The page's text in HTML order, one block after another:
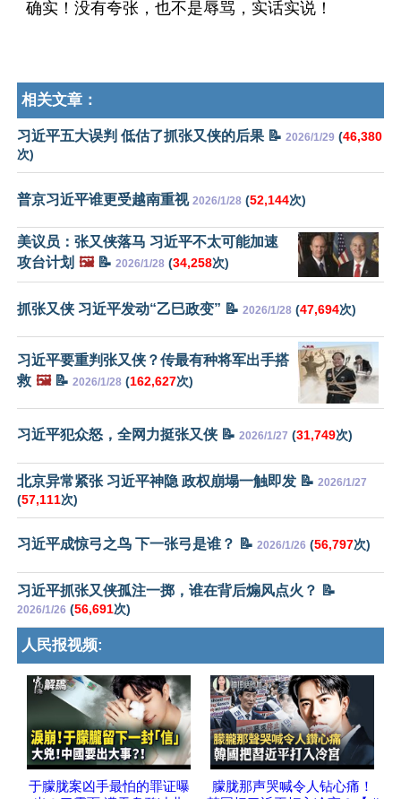
确实！没有夸张，也不是辱骂，实话实说！
相关文章：
习近平五大误判 低估了抓张又侠的后果 📝 2026/1/29 (46,380
次)
普京习近平谁更受越南重视 2026/1/28 (52,144次)
美议员：张又侠落马 习近平不太可能加速
攻台计划 🖼️📝 2026/1/28 (34,258次)
抓张又侠 习近平发动“乙巳政变” 📝 2026/1/28 (47,694次)
习近平要重判张又侠？传最有种将军出手搭
救 🖼️📝 2026/1/28 (162,627次)
习近平犯众怒，全网力挺张又侠 📝 2026/1/27 (31,749次)
北京异常紧张 习近平神隐 政权崩塌一触即发 📝 2026/1/27
(57,111次)
习近平成惊弓之鸟 下一张弓是谁？ 📝 2026/1/26 (56,797次)
习近平抓张又侠孤注一掷，谁在背后煽风点火？ 📝
2026/1/26 (56,691次)
人民报视频:
于朦胧案凶手最怕的罪证曝
朦胧那声哭喊令人钻心痛！